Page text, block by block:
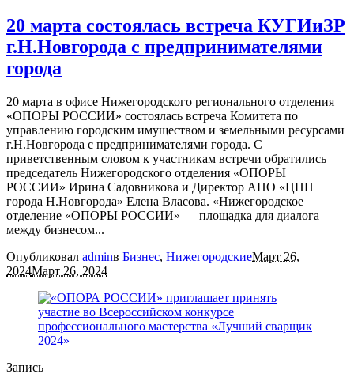
20 марта состоялась встреча КУГИиЗР
г.Н.Новгорода с предпринимателями
города
20 марта в офисе Нижегородского регионального отделения
«ОПОРЫ РОССИИ» состоялась встреча Комитета по
управлению городским имуществом и земельными ресурсами
г.Н.Новгорода с предпринимателями города. С
приветственным словом к участникам встречи обратились
председатель Нижегородского отделения «ОПОРЫ
РОССИИ» Ирина Садовникова и Директор АНО «ЦПП
города Н.Новгорода» Елена Власова. «Нижегородское
отделение «ОПОРЫ РОССИИ» — площадка для диалога
между бизнесом...
Опубликовал adminв Бизнес, НижегородскиеМарт 26,
2024Март 26, 2024
Запись